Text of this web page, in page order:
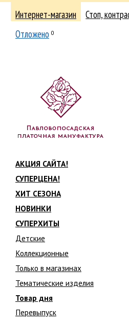
Интернет-магазин Стоп,
Отложено 0
АКЦИЯ САЙТА!
СУПЕРЦЕНА!
ХИТ СЕЗОНА
НОВИНКИ
СУПЕРХИТЫ
Детские
Коллекционные
Только в магазинах
Тематические изделия
Товар дня
Перевыпуск